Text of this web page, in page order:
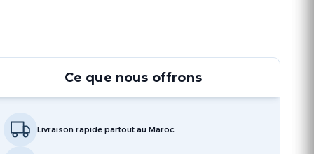
Ce que nous offrons
Livraison rapide partout au Maroc